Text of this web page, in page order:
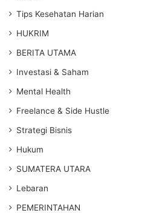
Tips Kesehatan Harian
HUKRIM
BERITA UTAMA
Investasi & Saham
Mental Health
Freelance & Side Hustle
Strategi Bisnis
Hukum
SUMATERA UTARA
Lebaran
PEMERINTAHAN